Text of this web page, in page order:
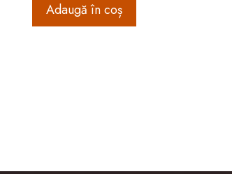
Adaugă în coș